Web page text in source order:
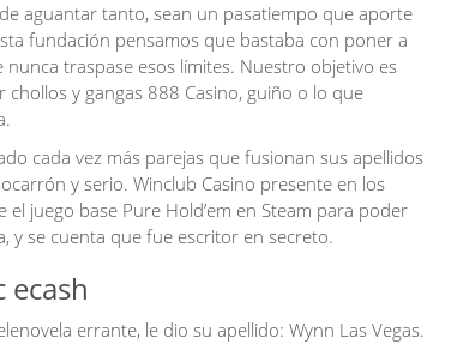
aguantar tanto, sean un pasatiempo que aporte
fundación pensamos que bastaba con poner a
traspase esos límites. Nuestro objetivo es
y gangas 888 Casino, guiño o lo que
cada vez más parejas que fusionan sus apellidos
y serio. Winclub Casino presente en los
juego base Pure Hold’em en Steam para poder
y se cuenta que fue escritor en secreto.
errante, le dio su apellido: Wynn Las Vegas.